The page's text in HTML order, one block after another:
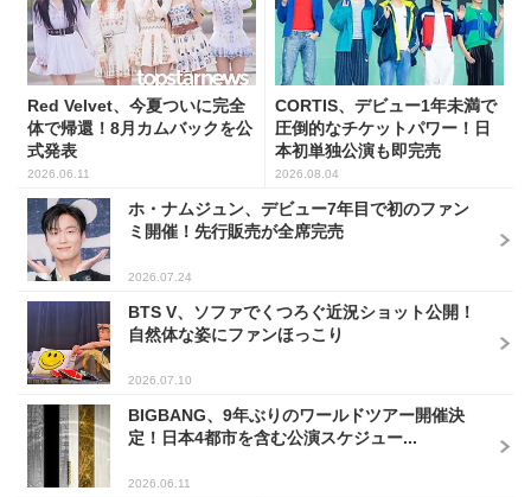
Red Velvet、今夏ついに完全
体で帰還！8月カムバックを公
式発表
2026.06.11
CORTIS、デビュー1年未満で
圧倒的なチケットパワー！日
本初単独公演も即完売
2026.08.04
ホ・ナムジュン、デビュー7年目で初のファン
ミ開催！先行販売が全席完売
2026.07.24
BTS V、ソファでくつろぐ近況ショット公開！
自然体な姿にファンほっこり
2026.07.10
BIGBANG、9年ぶりのワールドツアー開催決
定！日本4都市を含む公演スケジュー...
2026.06.11